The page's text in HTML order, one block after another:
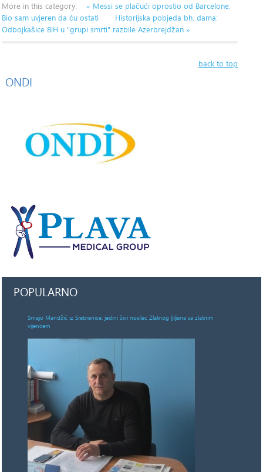
More in this category:
« Messi se plačući oprostio od Barcelone:
Bio sam uvjeren da ću ostati
Historijska pobjeda bh. dama:
Odbojkašice BiH u "grupi smrti" razbile Azerbrejdžan »
back to top
ONDI
POPULARNO
Smajo Mandžić iz Srebrenice, jedini živi nosilac Zlatnog ljiljana sa zlatnim
vijencem